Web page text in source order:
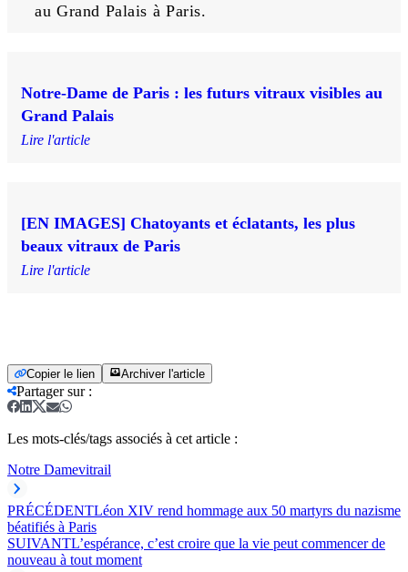
au Grand Palais à Paris.
Notre-Dame de Paris : les futurs vitraux visibles au
Grand Palais
Lire l'article
[EN IMAGES] Chatoyants et éclatants, les plus
beaux vitraux de Paris
Lire l'article
Copier le lien Archiver l'article
Partager sur:
Les mots-clés/tags associés à cet article :
Notre Damevitrail
PRÉCÉDENTLéon XIV rend hommage aux 50 martyrs du nazisme
béatifiés à Paris
SUIVANTL’espérance, c’est croire que la vie peut commencer de
nouveau à tout moment